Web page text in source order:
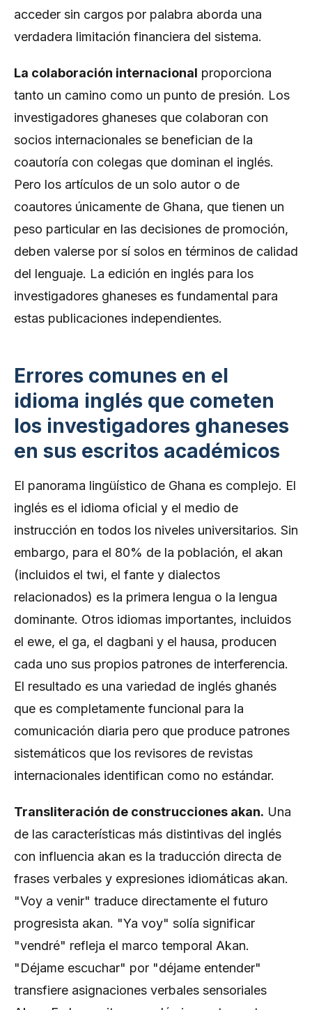
acceder sin cargos por palabra aborda una
verdadera limitación financiera del sistema.
La colaboración internacional proporciona
tanto un camino como un punto de presión. Los
investigadores ghaneses que colaboran con
socios internacionales se benefician de la
coautoría con colegas que dominan el inglés.
Pero los artículos de un solo autor o de
coautores únicamente de Ghana, que tienen un
peso particular en las decisiones de promoción,
deben valerse por sí solos en términos de calidad
del lenguaje. La edición en inglés para los
investigadores ghaneses es fundamental para
estas publicaciones independientes.
Errores comunes en el
idioma inglés que cometen
los investigadores ghaneses
en sus escritos académicos
El panorama lingüístico de Ghana es complejo. El
inglés es el idioma oficial y el medio de
instrucción en todos los niveles universitarios. Sin
embargo, para el 80% de la población, el akan
(incluidos el twi, el fante y dialectos
relacionados) es la primera lengua o la lengua
dominante. Otros idiomas importantes, incluidos
el ewe, el ga, el dagbani y el hausa, producen
cada uno sus propios patrones de interferencia.
El resultado es una variedad de inglés ghanés
que es completamente funcional para la
comunicación diaria pero que produce patrones
sistemáticos que los revisores de revistas
internacionales identifican como no estándar.
Transliteración de construcciones akan. Una
de las características más distintivas del inglés
con influencia akan es la traducción directa de
frases verbales y expresiones idiomáticas akan.
"Voy a venir" traduce directamente el futuro
progresista akan. "Ya voy" solía significar
"vendré" refleja el marco temporal Akan.
"Déjame escuchar" por "déjame entender"
transfiere asignaciones verbales sensoriales